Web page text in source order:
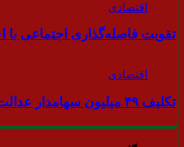
اقتصادی
تقویت فاصله‌گذاری اجتماعی با
اقتصادی
تکلیف ۴۹ میلیون سهامدار عدالت در مجلس روشن می‌شود